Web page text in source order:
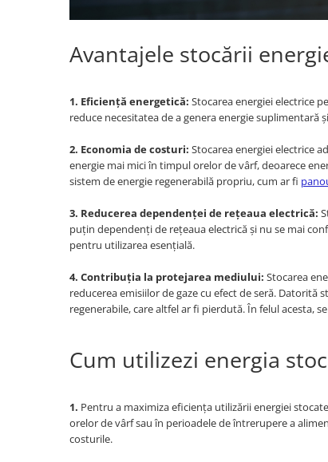
Panouri portabile
Statii energie portabile
Intrerupatoare si prize
Dulapuri pentru cablare
structurata
Tablouri electrice
Lumina (Becuri si Lanterne)
Laptop & PC accesorii, baterii,
cabluri USB, prelungitoare USB
Solutii solare portabile
Acumulatori
Avantajele stocării
1. Eficiență energetică: Stocarea energiei electrice
reduce necesitatea de a genera energie suplimentară
2. Economia de costuri: Stocarea energiei electrice
energie mai mici în timpul orelor de vârf, deoarece
sistem de energie regenerabilă propriu, cum ar fi
3. Reducerea dependenței de rețeaua electrică:
puțin dependenți de rețeaua electrică și nu se mai
pentru utilizarea esențială.
4. Contribuția la protejarea mediului: Stocarea
reducerea emisiilor de gaze cu efect de seră. Datorită
regenerabile, care altfel ar fi pierdută. În felul acesta,
Cum utilizezi energia
1. Pentru a maximiza eficiența utilizării energiei
orelor de vârf sau în perioadele de întrerupere a
costurile.